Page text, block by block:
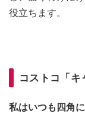
役立ちます。
コストコ「キ
私はいつも四角